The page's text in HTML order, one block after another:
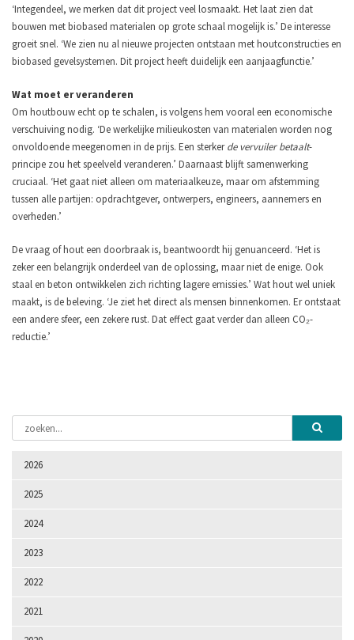
2026
2025
2024
2023
2022
2021
‘Integendeel, we merken dat dit project veel losmaakt. Het laat zien dat
bouwen met biobased materialen op grote schaal mogelijk is.’ De interesse
groeit snel. ‘We zien nu al nieuwe projecten ontstaan met houtconstructies en
biobased gevelsystemen. Dit project heeft duidelijk een aanjaagfunctie.’
Wat moet er veranderen
Om houtbouw echt op te schalen, is volgens hem vooral een economische
verschuiving nodig. ‘De werkelijke milieukosten van materialen worden nog
onvoldoende meegenomen in de prijs. Een sterkerde vervuiler betaalt-
principe zou het speelveld veranderen.’ Daarnaast blijft samenwerking
cruciaal. ‘Het gaat niet alleen om materiaalkeuze, maar om afstemming
tussen alle partijen: opdrachtgever, ontwerpers, engineers, aannemers en
overheden.’
De vraag of hout een doorbraak is, beantwoordt hij genuanceerd. ‘Het is
zeker een belangrijk onderdeel van de oplossing, maar niet de enige. Ook
staal en beton ontwikkelen zich richting lagere emissies.’ Wat hout wel uniek
maakt, is de beleving. ‘Je ziet het direct als mensen binnenkomen. Er ontstaat
een andere sfeer, een zekere rust. Dat effect gaat verder dan alleen CO₂-
reductie.’